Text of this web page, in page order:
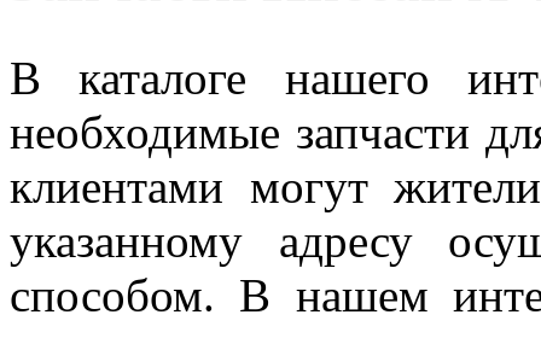
В каталоге нашего
необходимые запчасти
клиентами могут
указанному адресу
способом. В нашем